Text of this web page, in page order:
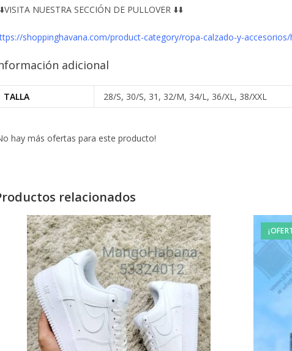
NUESTRA SECCIÓN DE PULLOVER ⬇️⬇️
shoppinghavana.com/product-category/ropa-calzado-y-
adicional
TALLA 28/S, 30/S, 31, 32/M, 34/L, 36/XL, 38/XXL
hay más ofertas para este producto!
relacionados